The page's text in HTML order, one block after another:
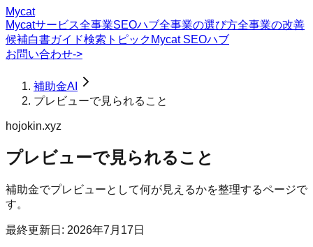
Mycat
Mycatサービス全事業SEOハブ全事業の選び方全事業の改善
候補白書ガイド検索トピック Mycat SEOハブ
お問い合わせ->
補助金AI
プレビューで見られること
hojokin.xyz
プレビューで見られること
補助金でプレビューとして何が見えるかを整理するページで
す。
最終更新日: 2026年7月17日